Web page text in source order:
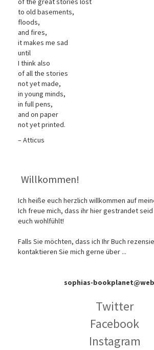
to old basements,
floods,
and fires,
it makes me sad
until
I think also
of all the stories
not yet made,
in young minds,
in full pens,
and on paper
not yet printed.
– Atticus
Willkommen!
Ich heiße euch herzlich willkommen auf
Ich freue mich, dass ihr hier gestrandet
euch wohlfühlt!
Falls Sie möchten, dass ich Ihr Buch
kontaktieren Sie mich gerne über ...
sophias-
Twitter
Facebook
Instagram